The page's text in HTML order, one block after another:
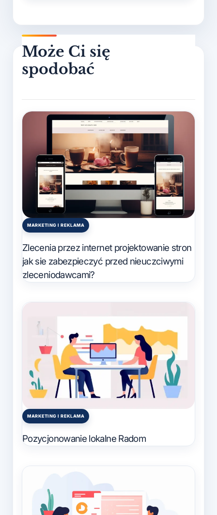
Posted
MARKETING I REKLAMA
Zlecenia przez internet projektowanie stron
jak sie zabezpieczyć przed nieuczciwymi
zleceniodawcami?
Posted
MARKETING I REKLAMA
Pozycjonowanie lokalne Radom